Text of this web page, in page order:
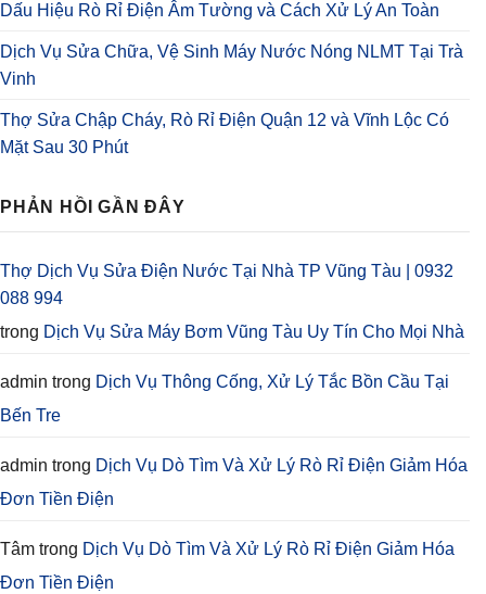
Dấu Hiệu Rò Rỉ Điện Âm Tường và Cách Xử Lý An Toàn
Dịch Vụ Sửa Chữa, Vệ Sinh Máy Nước Nóng NLMT Tại Trà
Vinh
Thợ Sửa Chập Cháy, Rò Rỉ Điện Quận 12 và Vĩnh Lộc Có
Mặt Sau 30 Phút
PHẢN HỒI GẦN ĐÂY
Thợ Dịch Vụ Sửa Điện Nước Tại Nhà TP Vũng Tàu | 0932
088 994
trong Dịch Vụ Sửa Máy Bơm Vũng Tàu Uy Tín Cho Mọi Nhà
admin trong Dịch Vụ Thông Cống, Xử Lý Tắc Bồn Cầu Tại
Bến Tre
admin trong Dịch Vụ Dò Tìm Và Xử Lý Rò Rỉ Điện Giảm Hóa
Đơn Tiền Điện
Tâm trong Dịch Vụ Dò Tìm Và Xử Lý Rò Rỉ Điện Giảm Hóa
Đơn Tiền Điện